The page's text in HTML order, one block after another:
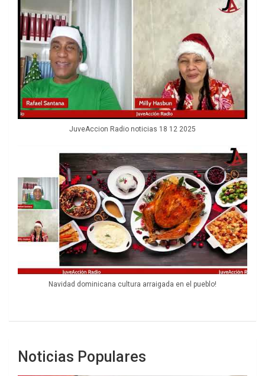
JuveAccion Radio noticias 18 12 2025
Navidad dominicana cultura arraigada en el pueblo!
Noticias Populares